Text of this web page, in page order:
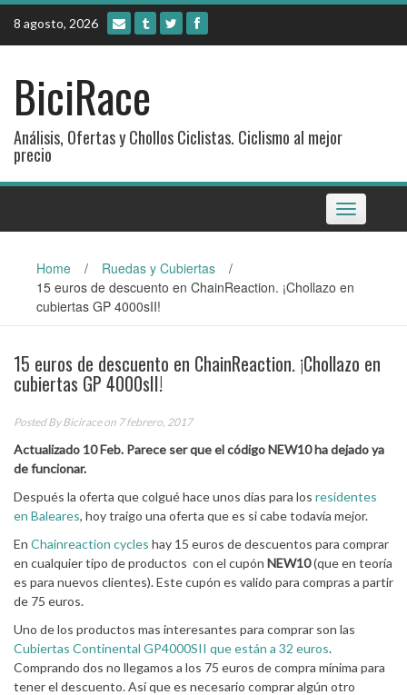
Skip
content
8 agosto, 2026
BiciRace
Análisis, Ofertas y Chollos Ciclistas. Ciclismo al mejor
precio
Toggle
navigation
Home / Ruedas y Cubiertas
/
15 euros de descuento en ChainReaction. ¡Chollazo en
cubiertas GP 4000sII!
15 euros de descuento en ChainReaction. ¡Chollazo en
cubiertas GP 4000sII!
Posted ByBiciraceon 7 febrero, 2017
Actualizado 10 Feb. Parece ser que el código NEW10 ha dejado ya
de funcionar.
Después la oferta que colgué hace unos días para los residentes
en Baleares, hoy traigo una oferta que es si cabe todavía mejor.
En Chainreaction cycles hay 15 euros de descuentos para comprar
en cualquier tipo de productos con el cupón NEW10(que en teoría
es para nuevos clientes). Este cupón es valido para compras a partir
de 75 euros.
Uno de los productos mas interesantes para comprar son las
Cubiertas Continental GP4000SII que están a 32 euros.
Comprando dos no llegamos a los 75 euros de compra mínima para
tener el descuento. Así que es necesario comprar algún otro